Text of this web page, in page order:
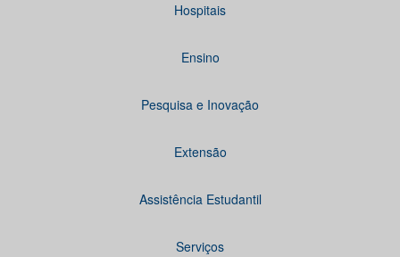
Hospitais
Ensino
Pesquisa e Inovação
Extensão
Assistência Estudantil
Serviços